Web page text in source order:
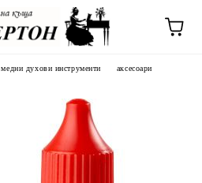
медни духови инструменти
аксесоари